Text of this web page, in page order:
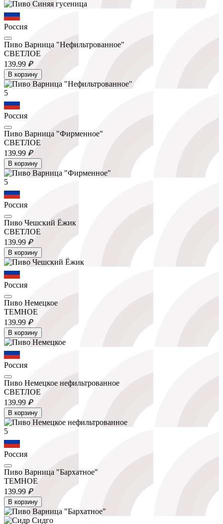
Россия
Пиво Варница "Нефильтрованное"
СВЕТЛОЕ
139.99 ₽
В корзину
5
Россия
Пиво Варница "Фирменное"
СВЕТЛОЕ
139.99 ₽
В корзину
5
Россия
Пиво Чешский Ёжик
СВЕТЛОЕ
139.99 ₽
В корзину
Россия
Пиво Немецкое
ТЕМНОЕ
139.99 ₽
В корзину
Россия
Пиво Немецкое нефильтрованное
СВЕТЛОЕ
139.99 ₽
В корзину
5
Россия
Пиво Варница "Бархатное"
ТЕМНОЕ
139.99 ₽
В корзину